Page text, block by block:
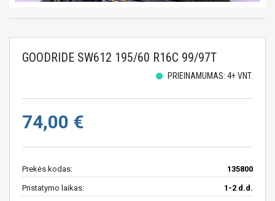
GOODRIDE SW612 195/60 R16C 99/97T
PRIEINAMUMAS: 4+ VNT.
74,00 €
Prekės kodas: 135800
Pristatymo laikas: 1-2 d.d.